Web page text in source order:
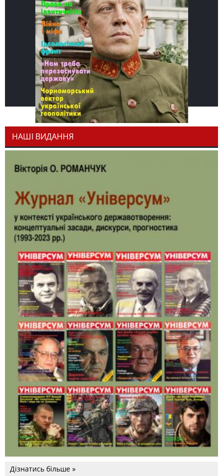
НАШІ ВИДАННЯ
Дізнатись більше »